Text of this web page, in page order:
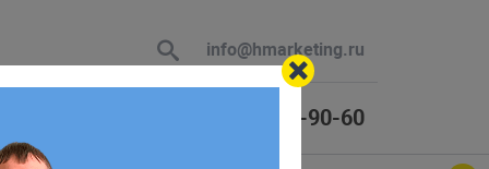
info@hmarketing.ru
+7 (925) 464-90-60